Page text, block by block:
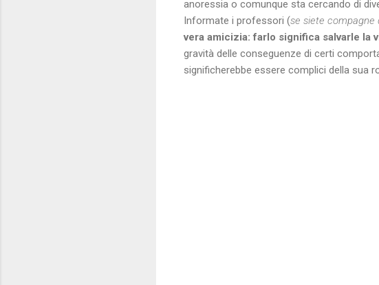
anoressia o comunque sta cercando di
Informate i professori (se siete compagne
vera amicizia: farlo significa salvarle la
gravità delle conseguenze di certi
significherebbe essere complici della sua